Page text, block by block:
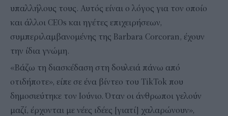
υπαλλήλους τους. Αυτός είναι ο λόγος για τον οποίο
και άλλοι CEOs και ηγέτες επιχειρήσεων,
συμπεριλαμβανομένης της Barbara Corcoran, έχουν
την ίδια γνώμη.
«Βάζω τη διασκέδαση στη δουλειά πάνω από
οτιδήποτε», είπε σε ένα βίντεο του TikTok που
δημοσιεύτηκε τον Ιούνιο. Όταν οι άνθρωποι γελούν
μαζί, έρχονται με νέες ιδέες [γιατί] χαλαρώνουν»,